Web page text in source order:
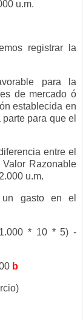
u.m.
registrar la
para la
de mercado ó
establecida en
para que el
entre el
Razonable
u.m.
un gasto en el
* 10 * 5) -
b